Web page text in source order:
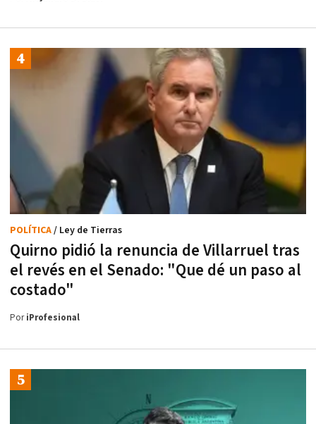
Quirno pidió la renuncia de Villarruel tras
el revés en el Senado: "Que dé un paso al
costado"
POLÍTICA/ Ley de Tierras
PoriProfesional